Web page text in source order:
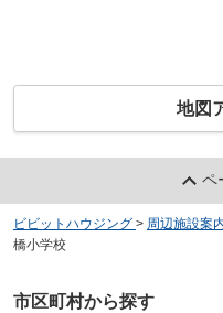
地図
ペ
ビビットハウジング > 周辺施設案
橋小学校
市区町村から探す